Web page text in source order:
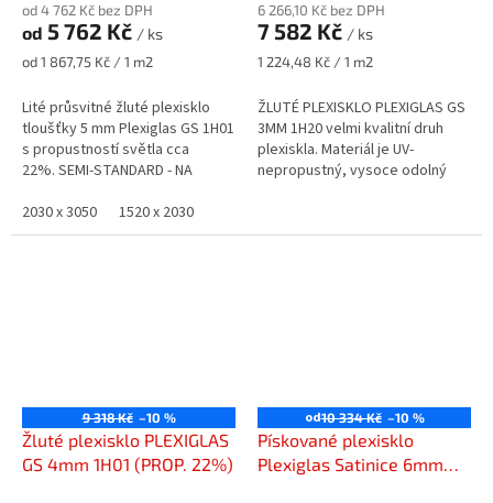
od 4 762 Kč bez DPH
od 5 762 Kč / ks
Měrná
od 1 867,75 Kč / 1 m2
Lité průsvitné žluté plexisklo
tloušťky 5 mm Plexiglas GS 1H01
s propustností světla cca
22%. SEMI-STANDARD - NA
2030 x 3050
1520 x 2030
6 266,10 Kč bez DPH
7 582 Kč / ks
Měrná
1 224,48 Kč / 1 m2
ŽLUTÉ PLEXISKLO PLEXIGLAS GS
3MM 1H20 velmi kvalitní druh
plexiskla. Materiál je UV-
nepropustný, vysoce odolný
9 318 Kč –10 %
Žluté plexisklo PLEXIGLAS
GS 4mm 1H01 (PROP. 22%)
od10 334 Kč –10 %
Pískované plexisklo
Plexiglas Satinice 6mm